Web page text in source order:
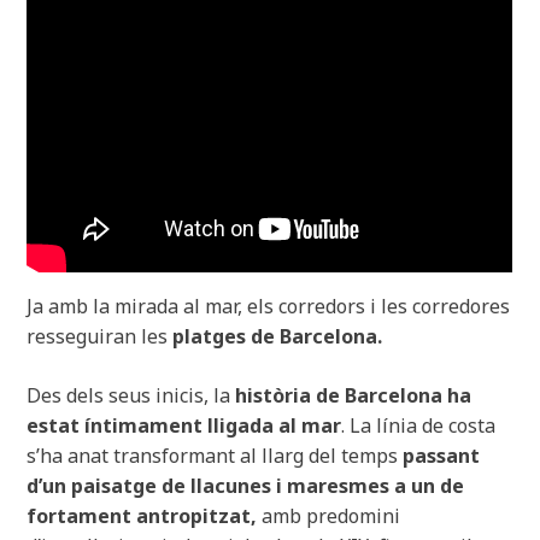
Ja amb la mirada al mar, els corredors i les corredores
resseguiran les platges de Barcelona.
Des dels seus inicis, la història de Barcelona ha
estat íntimament lligada al mar. La línia de costa
s’ha anat transformant al llarg del temps passant
d’un paisatge de llacunes i maresmes a un de
fortament antropitzat, amb predomini